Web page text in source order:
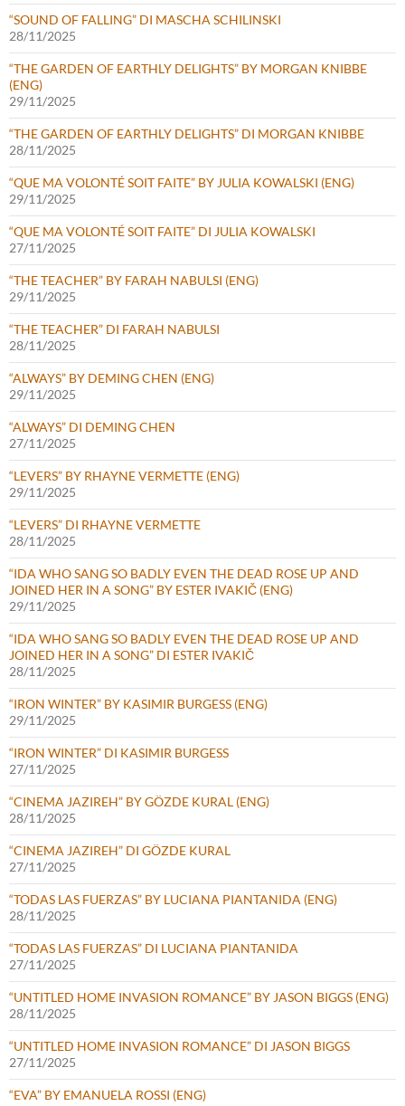
“SOUND OF FALLING” DI MASCHA SCHILINSKI
28/11/2025
“THE GARDEN OF EARTHLY DELIGHTS” BY MORGAN KNIBBE
(ENG)
29/11/2025
“THE GARDEN OF EARTHLY DELIGHTS” DI MORGAN KNIBBE
28/11/2025
“QUE MA VOLONTÉ SOIT FAITE” BY JULIA KOWALSKI (ENG)
29/11/2025
“QUE MA VOLONTÉ SOIT FAITE” DI JULIA KOWALSKI
27/11/2025
“THE TEACHER” BY FARAH NABULSI (ENG)
29/11/2025
“THE TEACHER” DI FARAH NABULSI
28/11/2025
“ALWAYS” BY DEMING CHEN (ENG)
29/11/2025
“ALWAYS” DI DEMING CHEN
27/11/2025
“LEVERS” BY RHAYNE VERMETTE (ENG)
29/11/2025
“LEVERS” DI RHAYNE VERMETTE
28/11/2025
“IDA WHO SANG SO BADLY EVEN THE DEAD ROSE UP AND
JOINED HER IN A SONG” BY ESTER IVAKIČ (ENG)
29/11/2025
“IDA WHO SANG SO BADLY EVEN THE DEAD ROSE UP AND
JOINED HER IN A SONG” DI ESTER IVAKIČ
28/11/2025
“IRON WINTER” BY KASIMIR BURGESS (ENG)
29/11/2025
“IRON WINTER” DI KASIMIR BURGESS
27/11/2025
“CINEMA JAZIREH” BY GÖZDE KURAL (ENG)
28/11/2025
“CINEMA JAZIREH” DI GÖZDE KURAL
27/11/2025
“TODAS LAS FUERZAS” BY LUCIANA PIANTANIDA (ENG)
28/11/2025
“TODAS LAS FUERZAS” DI LUCIANA PIANTANIDA
27/11/2025
“UNTITLED HOME INVASION ROMANCE” BY JASON BIGGS (ENG)
28/11/2025
“UNTITLED HOME INVASION ROMANCE” DI JASON BIGGS
27/11/2025
“EVA” BY EMANUELA ROSSI (ENG)